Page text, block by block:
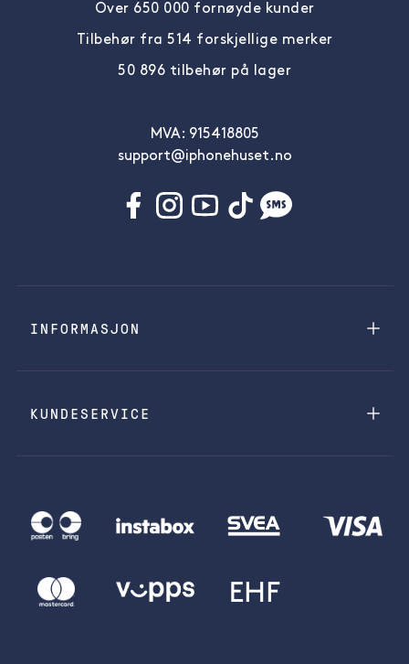
Over 650 000 fornøyde kunder
Tilbehør fra 514 forskjellige merker
50 896 tilbehør på lager
MVA: 915418805
support@iphonehuset.no
INFORMASJON
KUNDESERVICE